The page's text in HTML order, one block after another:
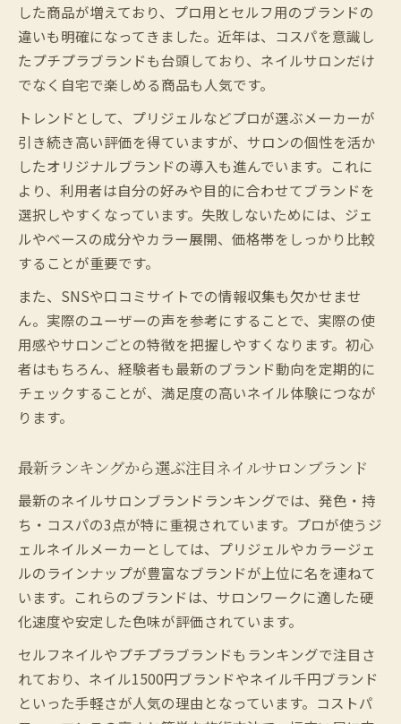
した商品が増えており、プロ用とセルフ用のブランドの
違いも明確になってきました。近年は、コスパを意識し
たプチプラブランドも台頭しており、ネイルサロンだけ
でなく自宅で楽しめる商品も人気です。
トレンドとして、プリジェルなどプロが選ぶメーカーが
引き続き高い評価を得ていますが、サロンの個性を活か
したオリジナルブランドの導入も進んでいます。これに
より、利用者は自分の好みや目的に合わせてブランドを
選択しやすくなっています。失敗しないためには、ジェ
ルやベースの成分やカラー展開、価格帯をしっかり比較
することが重要です。
また、SNSや口コミサイトでの情報収集も欠かせませ
ん。実際のユーザーの声を参考にすることで、実際の使
用感やサロンごとの特徴を把握しやすくなります。初心
者はもちろん、経験者も最新のブランド動向を定期的に
チェックすることが、満足度の高いネイル体験につなが
ります。
最新ランキングから選ぶ注目ネイルサロンブランド
最新のネイルサロンブランドランキングでは、発色・持
ち・コスパの3点が特に重視されています。プロが使うジ
ェルネイルメーカーとしては、プリジェルやカラージェ
ルのラインナップが豊富なブランドが上位に名を連ねて
います。これらのブランドは、サロンワークに適した硬
化速度や安定した色味が評価されています。
セルフネイルやプチプラブランドもランキングで注目さ
れており、ネイル1500円ブランドやネイル千円ブランド
といった手軽さが人気の理由となっています。コストパ